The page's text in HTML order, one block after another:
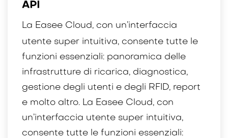
API
La Easee Cloud, con un’interfaccia
utente super intuitiva, consente tutte le
funzioni essenziali: panoramica delle
infrastrutture di ricarica, diagnostica,
gestione degli utenti e degli RFID, report
e molto altro. La Easee Cloud, con
un’interfaccia utente super intuitiva,
consente tutte le funzioni essenziali: